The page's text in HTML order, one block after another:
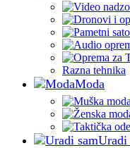
Razna tehnika
Moda
Uradi